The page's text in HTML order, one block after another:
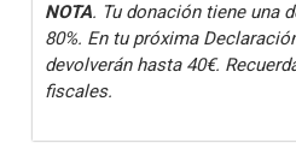
NOTA. Tu donación tiene una
80%. En tu próxima
devolverán hasta 40€.
fiscales.